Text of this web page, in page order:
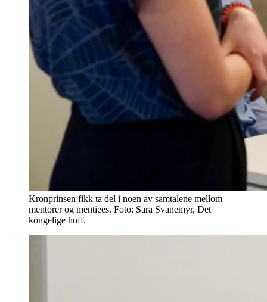
Kronprinsen fikk ta del i noen av samtalene mellom
mentorer og mentiees. Foto: Sara Svanemyr, Det
kongelige hoff.